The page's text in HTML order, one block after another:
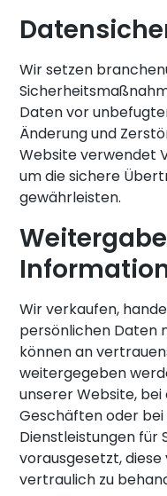
Wir setzen
Daten vor
Änderung und
Website verwendet
um die sichere
gewährleisten.
Wir verkaufen,
persönlichen Daten
können an
weitergegeben
unserer Website,
Geschäften oder
Dienstleistungen für
vorausgesetzt,
vertraulich zu